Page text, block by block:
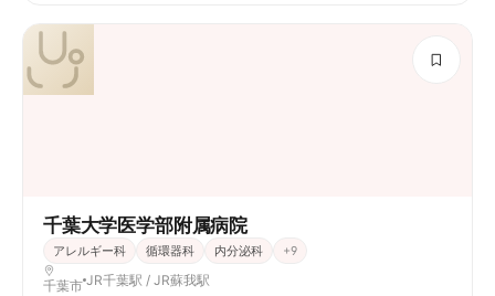
千葉大学医学部附属病院
アレルギー科 循環器科 内分泌科 +9
千葉市 JR千葉駅 / JR蘇我駅